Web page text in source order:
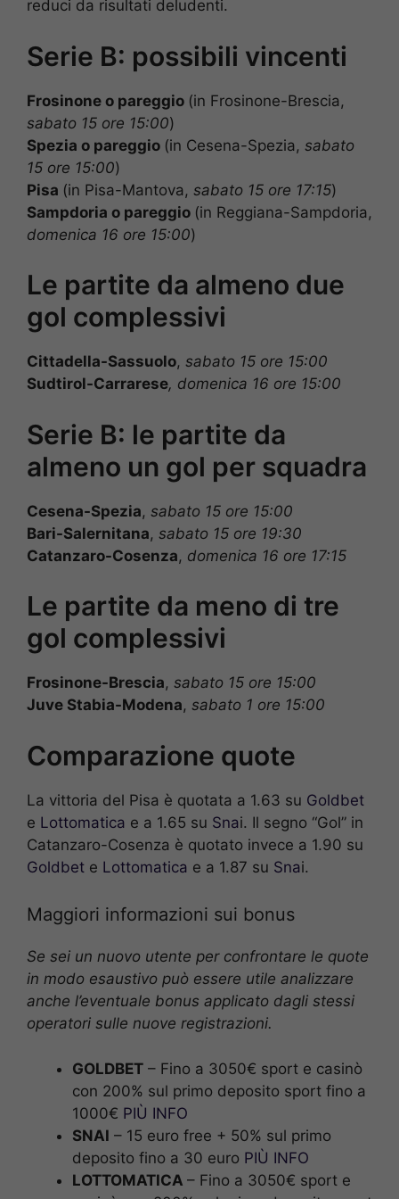
reduci da risultati deludenti.
Serie B: possibili vincenti
Frosinone o pareggio (in Frosinone-Brescia,
sabato 15 ore 15:00)
Spezia o pareggio (in Cesena-Spezia, sabato
15 ore 15:00)
Pisa (in Pisa-Mantova, sabato 15 ore 17:15)
Sampdoria o pareggio (in Reggiana-Sampdoria,
domenica 16 ore 15:00)
Le partite da almeno due
gol complessivi
Cittadella-Sassuolo, sabato 15 ore 15:00
Sudtirol-Carrarese, domenica 16 ore 15:00
Serie B: le partite da
almeno un gol per squadra
Cesena-Spezia, sabato 15 ore 15:00
Bari-Salernitana, sabato 15 ore 19:30
Catanzaro-Cosenza, domenica 16 ore 17:15
Le partite da meno di tre
gol complessivi
Frosinone-Brescia, sabato 15 ore 15:00
Juve Stabia-Modena, sabato 1 ore 15:00
Comparazione quote
La vittoria del Pisa è quotata a 1.63 su Goldbet
e Lottomatica e a 1.65 su Snai. Il segno “Gol” in
Catanzaro-Cosenza è quotato invece a 1.90 su
Goldbet e Lottomatica e a 1.87 su Snai.
Maggiori informazioni sui bonus
Se sei un nuovo utente per confrontare le quote
in modo esaustivo può essere utile analizzare
anche l’eventuale bonus applicato dagli stessi
operatori sulle nuove registrazioni.
GOLDBET – Fino a 3050€ sport e casinò
con 200% sul primo deposito sport fino a
1000€ PIÙ INFO
SNAI – 15 euro free + 50% sul primo
deposito fino a 30 euro PIÙ INFO
LOTTOMATICA – Fino a 3050€ sport e